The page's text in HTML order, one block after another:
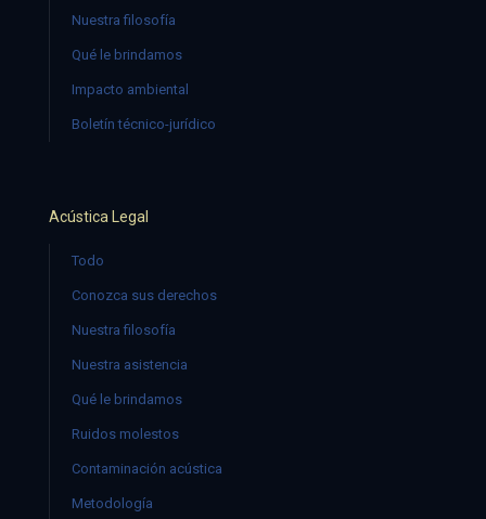
Nuestra filosofía
Qué le brindamos
Impacto ambiental
Boletín técnico-jurídico
Acústica Legal
Todo
Conozca sus derechos
Nuestra filosofía
Nuestra asistencia
Qué le brindamos
Ruidos molestos
Contaminación acústica
Metodología